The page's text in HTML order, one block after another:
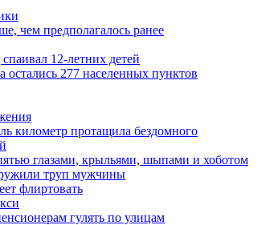
чем предполагалось ранее
12-летних детей
остались 277 населенных пунктов
километр протащила бездомного
глазами, крыльями, шыпами и хоботом
труп мужчины
флиртовать
гулять по улицам